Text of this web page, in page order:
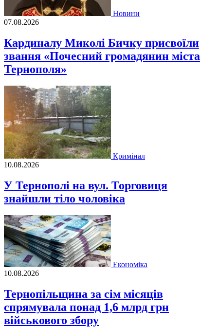
Новини
07.08.2026
Кардиналу Миколі Бичку присвоїли
звання «Почесний громадянин міста
Тернополя»
Кримінал
10.08.2026
У Тернополі на вул. Торговиця
знайшли тіло чоловіка
Економіка
10.08.2026
Тернопільщина за сім місяців
спрямувала понад 1,6 млрд грн
військового збору